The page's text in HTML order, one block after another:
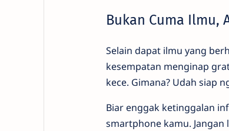
Bukan Cuma Ilmu,
Selain dapat ilmu yang
kesempatan menginap
kece. Gimana? Udah siap
Biar enggak ketinggalan
smartphone kamu.